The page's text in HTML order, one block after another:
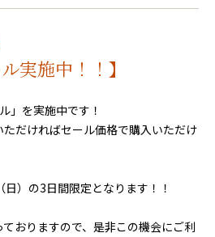
実施中！！】
」を実施中です！
だければセール価格で購入いただけ
）の3日間限定となります！！
おりますので、是非この機会にご利